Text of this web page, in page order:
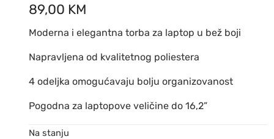
89,00 KM
Moderna i elegantna torba za laptop u bež boji
Napravljena od kvalitetnog poliestera
4 odeljka omogućavaju bolju organizovanost
Pogodna za laptopove veličine do 16,2”
Na stanju